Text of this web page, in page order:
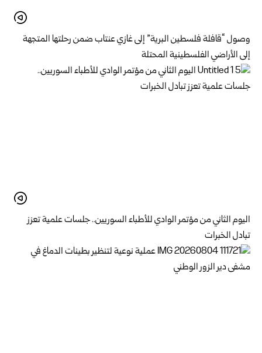
وصول “قافلة فلسطين البرية” إلى غازي عنتاب ضمن رحلتها المتجهة
إلى الأراضي الفلسطينية المحتلة
اليوم الثاني من مؤتمر الوادي للأطباء السوريين.. جلسات علمية تعزز
تبادل الخبرات